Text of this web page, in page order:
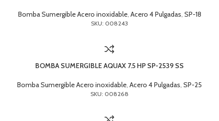
Bomba Sumergible Acero inoxidable, Acero 4 Pulgadas, SP-18
SKU: 008243
BOMBA SUMERGIBLE AQUAX 7.5 HP SP-2539 SS
Bomba Sumergible Acero inoxidable, Acero 4 Pulgadas, SP-25
SKU: 008268